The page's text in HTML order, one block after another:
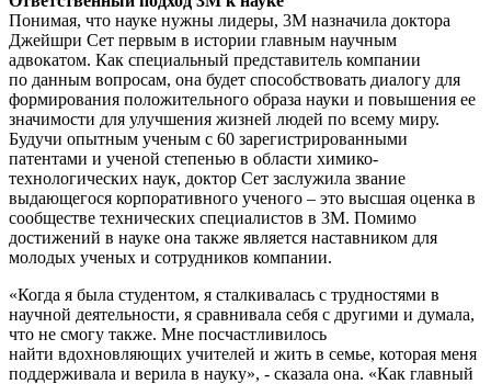
Понимая, что науке нужны лидеры, 3М назначила доктора
Джейшри Сет первым в истории главным научным
адвокатом. Как специальный представитель компании
по данным вопросам, она будет способствовать диалогу для
формирования положительного образа науки и повышения ее
значимости для улучшения жизней людей по всему миру.
Будучи опытным ученым с 60 зарегистрированными
патентами и ученой степенью в области химико-
технологических наук, доктор Сет заслужила звание
выдающегося корпоративного ученого – это высшая оценка в
сообществе технических специалистов в 3М. Помимо
достижений в науке она также является наставником для
молодых ученых и сотрудников компании.
«Когда я была студентом, я сталкивалась с трудностями в
научной деятельности, я сравнивала себя с другими и думала,
что не смогу также. Мне посчастливилось
найти вдохновляющих учителей и жить в семье, которая меня
поддерживала и верила в науку», - сказала она. «Как главный